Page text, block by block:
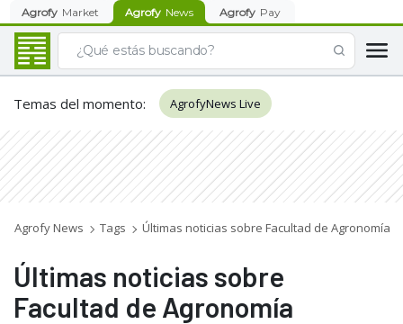
Agrofy Market Agrofy News Agrofy Pay
Temas del momento: AgrofyNews Live
Agrofy News Tags Últimas noticias sobre Facultad de Agronomía
Últimas noticias sobre
Facultad de Agronomía